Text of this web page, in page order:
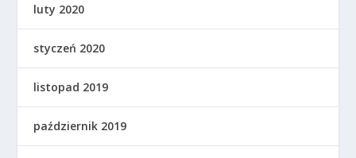
luty 2020
styczeń 2020
listopad 2019
październik 2019